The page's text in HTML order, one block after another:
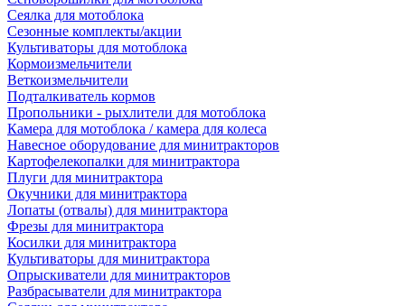
Сеялка для мотоблока
Сезонные комплекты/акции
Культиваторы для мотоблока
Кормоизмельчители
Веткоизмельчители
Подталкиватель кормов
Пропольники - рыхлители для мотоблока
Камера для мотоблока / камера для колеса
Навесное оборудование для минитракторов
Картофелекопалки для минитрактора
Плуги для минитрактора
Окучники для минитрактора
Лопаты (отвалы) для минитрактора
Фрезы для минитрактора
Косилки для минитрактора
Культиваторы для минитрактора
Опрыскиватели для минитракторов
Разбрасыватели для минитрактора